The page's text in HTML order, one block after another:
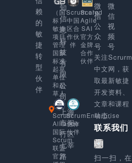
赖
的
敏
捷
转
型
伙
伴
知
信
息
科
技
有
限
公
司
上海
市闵
行区
七莘
路
（国
标）
敏捷
项目
管理
国家
标准
起草
单位
和起
草人
Scrum.org
中国
区合
作伙
伴
Scaled
Agile
SAI
官方
金牌
合作
伙伴
Scrum
Alliance
国际
Scrum
联盟
官方
ScrumEnterprise
合作
伙伴
微
信
公
众
号
微
信
视
频
号
关注Scrurm
中文网，获
取最新敏捷
开发资料、
文章和课程
动态。
联系我们
扫一扫，在